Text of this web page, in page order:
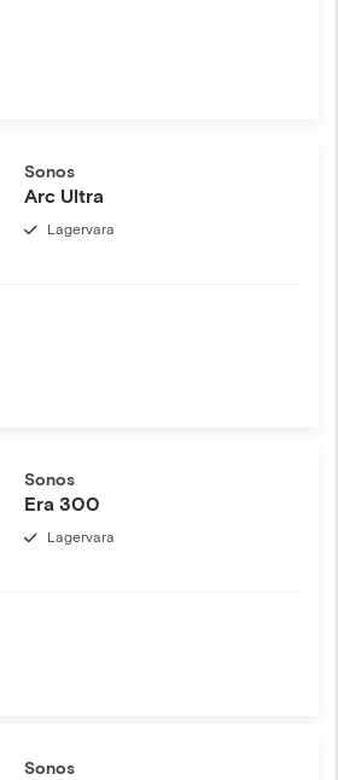
Sonos
Arc Ultra
Lagervara
Sonos
Era 300
Lagervara
Sonos